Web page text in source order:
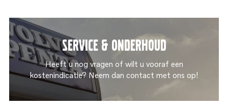
Service & onderhoud
Heeft u nog vragen of wilt u vooraf een
kostenindicatie? Neem dan contact met ons op!